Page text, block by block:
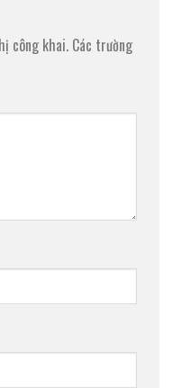
công khai. Các trường